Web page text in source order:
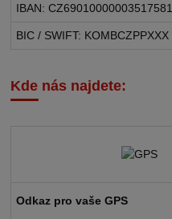
IBAN:
BIC / SWIFT: KOMBCZPPXXX
Kde nás najdete:
Odkaz pro vaše GPS